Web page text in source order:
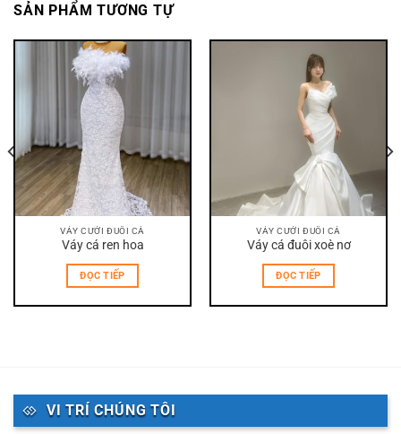
SẢN PHẨM TƯƠNG TỰ
VÁY CƯỚI ĐUÔI CÁ
Váy cá ren hoa
ĐỌC TIẾP
VÁY CƯỚI ĐUÔI CÁ
Váy cá đuôi xoè nơ
ĐỌC TIẾP
VI TRÍ CHÚNG TÔI